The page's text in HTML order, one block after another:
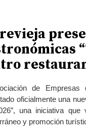
de
oficialmente una
una iniciativa que
y promoción